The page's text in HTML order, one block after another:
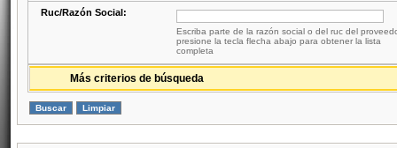
Ruc/Razón Social:
Escriba parte de la razón social o del ruc del
presione la tecla flecha abajo para obtener la lista
completa
Más criterios de búsqueda